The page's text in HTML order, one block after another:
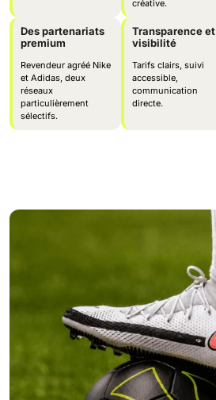
créative.
Des partenariats
premium
Revendeur agréé Nike
et Adidas, deux
réseaux
particulièrement
sélectifs.
Transparence et
visibilité
Tarifs clairs, suivi
accessible,
communication
directe.